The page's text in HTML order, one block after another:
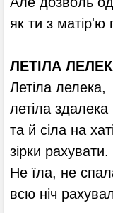
як ти з матір'ю
ЛЕТІЛА
Летіла лелека,
летіла здалека
та й сіла на
зірки рахувати.
Не їла, не
всю ніч